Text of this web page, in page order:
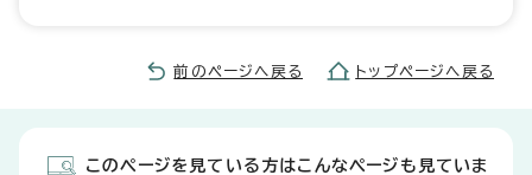
前のページへ戻る トップページへ戻る
このページを見ている方はこんなページも見ていま